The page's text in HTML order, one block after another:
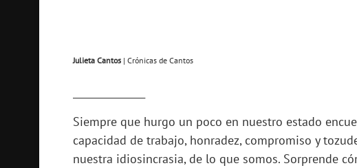
Julieta Cantos | Crónicas de Cantos
Siempre que hurgo un poco en nuestro estado
capacidad de trabajo, honradez, compromiso y
nuestra idiosincrasia, de lo que somos. Sorprende